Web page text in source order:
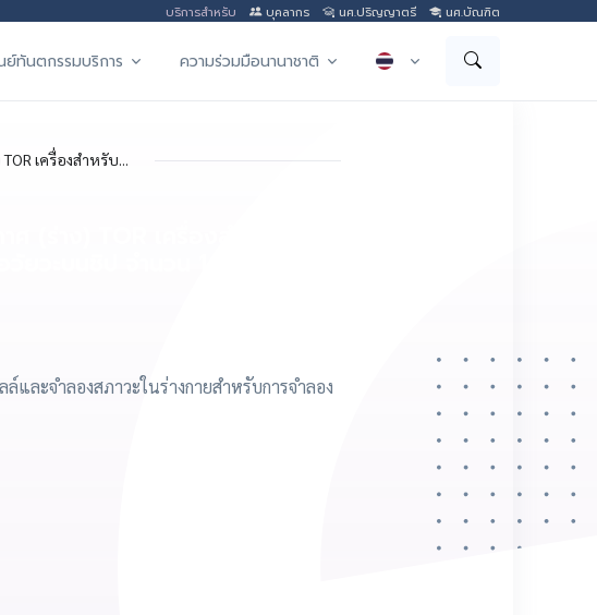
บริการสำหรับ บุคลากร นศ.ปริญญาตรี นศ.บัณฑิต
ย์ทันตกรรมบริการ ความร่วมมือนานาชาติ
เครื่องสำหรับ...
ละจำลองสภาวะในร่างกายสำหรับการจำลอง